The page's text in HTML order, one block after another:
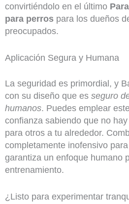
convirtiéndolo en el último
para perrospara los dueños
preocupados.
Aplicación Segura y Humana
La seguridad es primordial, y
con su diseño que es seguro
humanos. Puedes emplear
confianza sabiendo que no
para otros a tu alrededor.
completamente inofensivo
garantiza un enfoque humano
entrenamiento.
¿Listo para experimentar